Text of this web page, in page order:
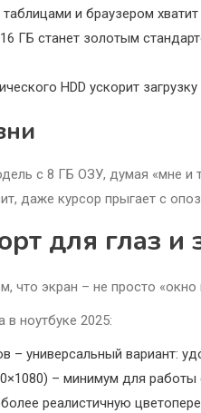
и браузером
ГБ станет золотым
HDD ускорит
с 8 ГБ ОЗУ, думая «мне и
даже курсор прыгает с
для глаз и
что экран – не просто
ноутбуке 2025:
– универсальный вариант:
– минимум для
реалистичную